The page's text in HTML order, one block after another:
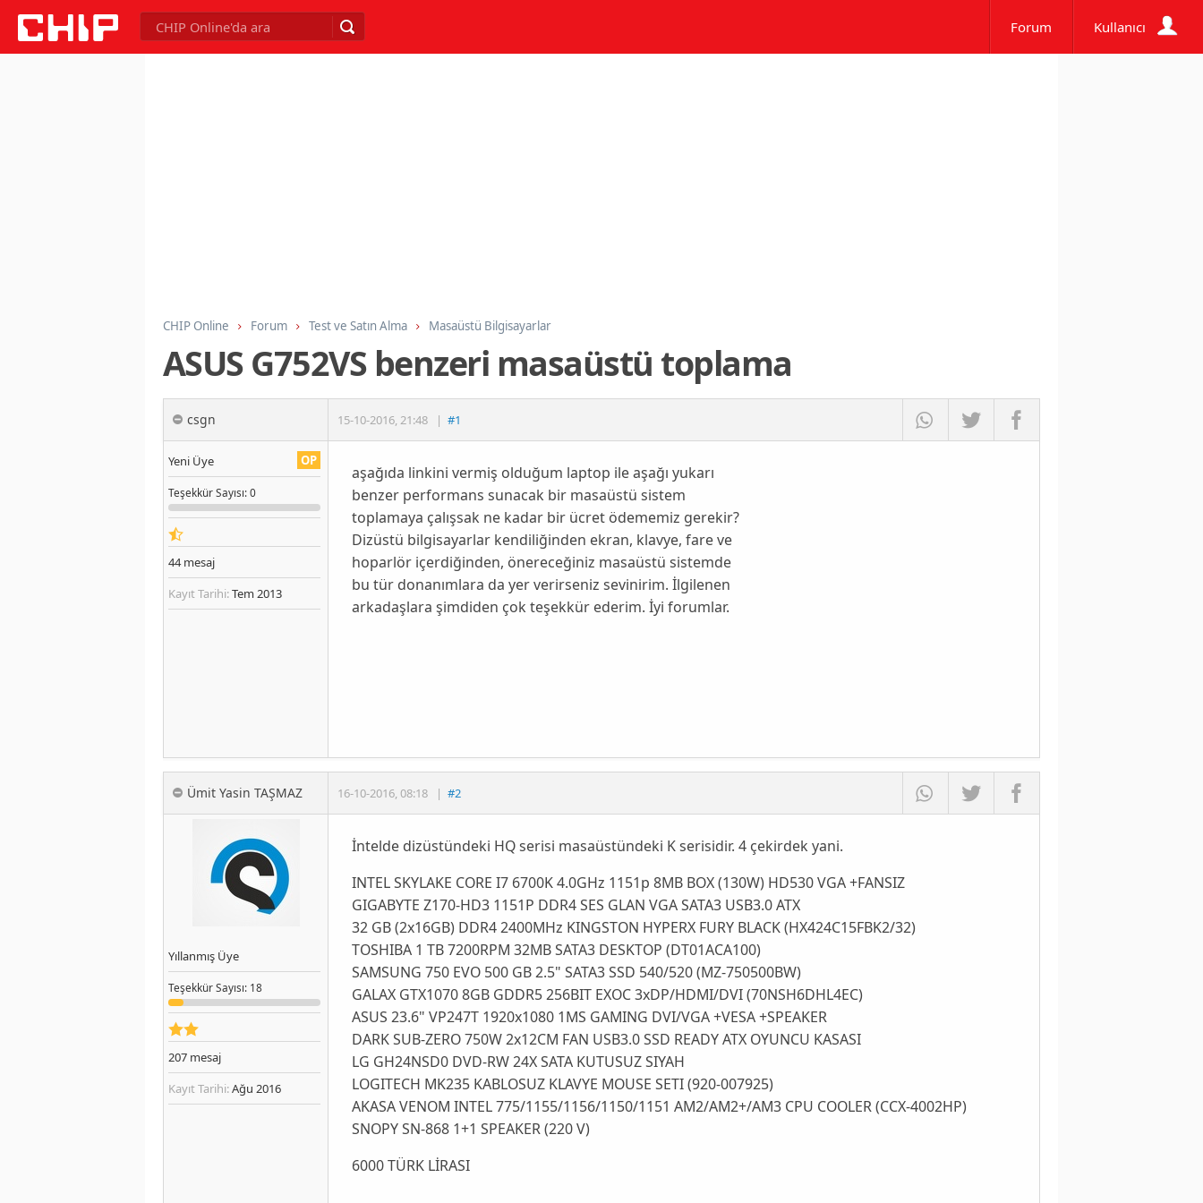
Forum Kullanıcı
CHIP Online Forum Test ve Satın Alma Masaüstü Bilgisayarlar
ASUS G752VS benzeri masaüstü toplama
csgn 15-10-2016,21:48 | #1
OP
Yeni Üye
TeşekkürSayısı: 0
44mesaj
Kayıt Tarihi:Tem 2013
aşağıda linkini vermiş olduğum laptop ile aşağı yukarı
benzer performans sunacak bir masaüstü sistem
toplamaya çalışsak ne kadar bir ücret ödememiz gerekir?
Dizüstü bilgisayarlar kendiliğinden ekran, klavye, fare ve
hoparlör içerdiğinden, önereceğiniz masaüstü sistemde
bu tür donanımlara da yer verirseniz sevinirim. İlgilenen
arkadaşlara şimdiden çok teşekkür ederim. İyi forumlar.
Ümit Yasin TAŞMAZ 16-10-2016,08:18 | #2
Yıllanmış Üye
TeşekkürSayısı: 18
207 mesaj
Kayıt Tarihi:Ağu 2016
İntelde dizüstündeki HQ serisi masaüstündeki K serisidir. 4 çekirdek yani.
INTEL SKYLAKE CORE I7 6700K 4.0GHz 1151p 8MB BOX (130W) HD530 VGA +FANSIZ
GIGABYTE Z170-HD3 1151P DDR4 SES GLAN VGA SATA3 USB3.0 ATX
32 GB (2x16GB) DDR4 2400MHz KINGSTON HYPERX FURY BLACK (HX424C15FBK2/32)
TOSHIBA 1 TB 7200RPM 32MB SATA3 DESKTOP (DT01ACA100)
SAMSUNG 750 EVO 500 GB 2.5" SATA3 SSD 540/520 (MZ-750500BW)
GALAX GTX1070 8GB GDDR5 256BIT EXOC 3xDP/HDMI/DVI (70NSH6DHL4EC)
ASUS 23.6" VP247T 1920x1080 1MS GAMING DVI/VGA +VESA +SPEAKER
DARK SUB-ZERO 750W 2x12CM FAN USB3.0 SSD READY ATX OYUNCU KASASI
LG GH24NSD0 DVD-RW 24X SATA KUTUSUZ SIYAH
LOGITECH MK235 KABLOSUZ KLAVYE MOUSE SETI (920-007925)
AKASA VENOM INTEL 775/1155/1156/1150/1151 AM2/AM2+/AM3 CPU COOLER (CCX-4002HP)
SNOPY SN-868 1+1 SPEAKER (220 V)
6000 TÜRK LİRASI